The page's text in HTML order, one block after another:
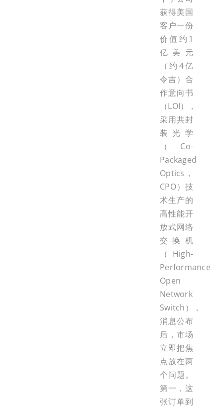
获得美国
客户一份
价值约1
亿美元
（约4亿
令吉）合
作意向书
（LOI），
采用共封
装光学
（Co-
Packaged
Optics，
CPO）技
术生产的
高性能开
放式网络
交换机
（High-
Performance
Open
Network
Switch），
消息公布
后，市场
立即把焦
点放在两
个问题。
第一，这
张订单到